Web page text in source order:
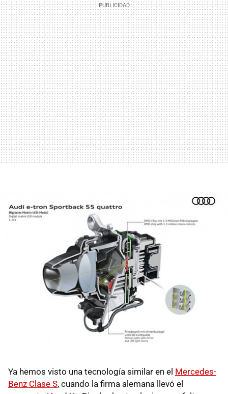
Ya hemos visto una tecnología similar en el Mercedes-
Benz Clase S, cuando la firma alemana llevó el